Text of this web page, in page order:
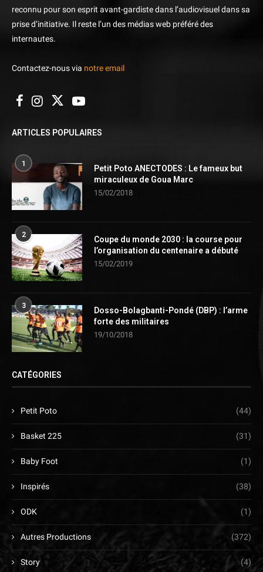
reconnu pour son esprit avant-gardiste dans l’audiovisuel dans sa
prise d’initiative. Il reste l’un des médias web préféré des
internautes.
Contactez-nous via notre email
ARTICLES POPULAIRES
1
Petit Poto ANECTODES : Le fameux but
miraculeux de Goua Marc
15/02/2018
2
Coupe du monde 2030 : la course pour
l’organisation du centenaire a débuté
15/02/2019
3
Dosso-Bolagbanti-Pondé (DBP) : l’arme
forte des militaires
19/10/2018
CATÉGORIES
Petit Poto (44)
Basket 225 (31)
Baby Foot (1)
Inspirés (38)
ODK (1)
Autres Productions (372)
Story (4)